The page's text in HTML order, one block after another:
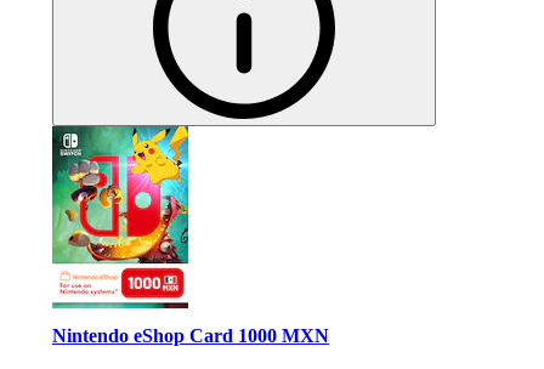
Nintendo eShop Card 1000 MXN